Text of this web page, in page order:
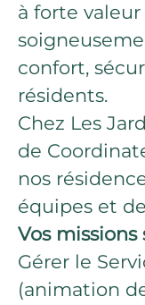
à forte
confort,
résidents.
Chez Les
de
nos
équipes et
Vos missions
Gérer le
(animation